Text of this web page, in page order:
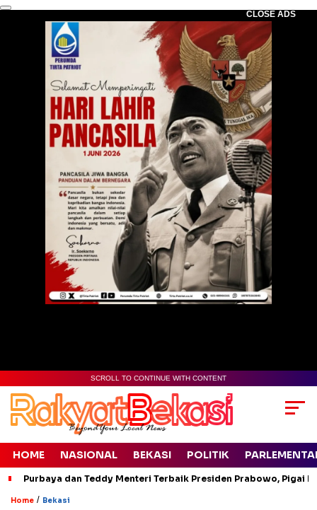
CLOSE ADS
SCROLL TO CONTINUE WITH CONTENT
HOME NASIONAL BEKASI POLITIK
Purbaya dan Teddy Menteri Terbaik Presiden Prabowo, Pigai
Home / Bekasi